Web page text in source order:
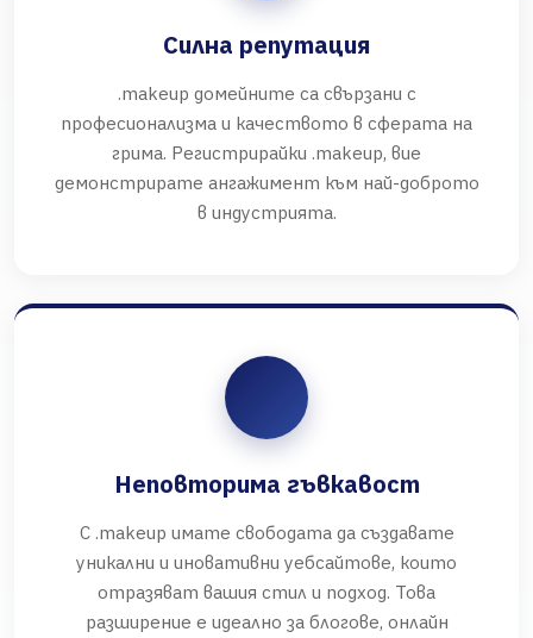
Силна репутация
.makeup домейните са свързани с
професионализма и качеството в сферата на
грима. Регистрирайки .makeup, вие
демонстрирате ангажимент към най-доброто
в индустрията.
Неповторима гъвкавост
С .makeup имате свободата да създавате
уникални и иновативни уебсайтове, които
отразяват вашия стил и подход. Това
разширение е идеално за блогове, онлайн